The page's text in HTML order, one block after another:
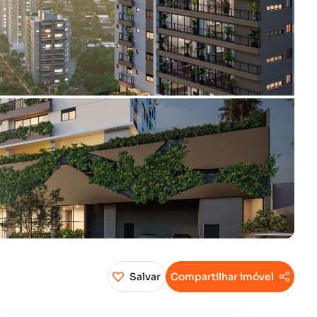
Salvar Compartilhar imóvel